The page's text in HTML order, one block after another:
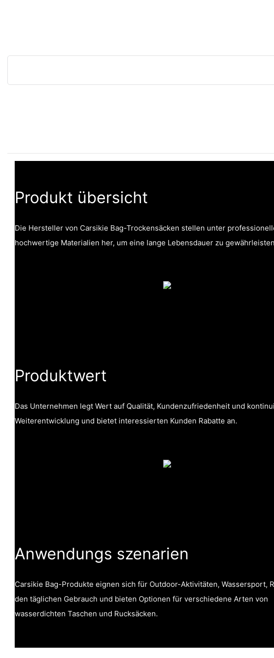
Produkt übersicht
Die Hersteller von Carsikie Bag-Trockensäcken stellen unter
hochwertige Materialien her, um eine lange Lebensdauer zu
Produktwert
Das Unternehmen legt Wert auf Qualität, Kundenzufriedenheit und
Weiterentwicklung und bietet interessierten Kunden Rabatte an.
Anwendungs szenarien
Carsikie Bag-Produkte eignen sich für Outdoor-Aktivitäten, Wassersport,
den täglichen Gebrauch und bieten Optionen für verschiedene Arten von
wasserdichten Taschen und Rucksäcken.